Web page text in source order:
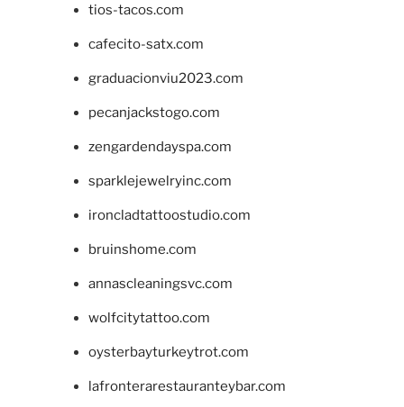
tios-tacos.com
cafecito-satx.com
graduacionviu2023.com
pecanjackstogo.com
zengardendayspa.com
sparklejewelryinc.com
ironcladtattoostudio.com
bruinshome.com
annascleaningsvc.com
wolfcitytattoo.com
oysterbayturkeytrot.com
lafronterarestauranteybar.com